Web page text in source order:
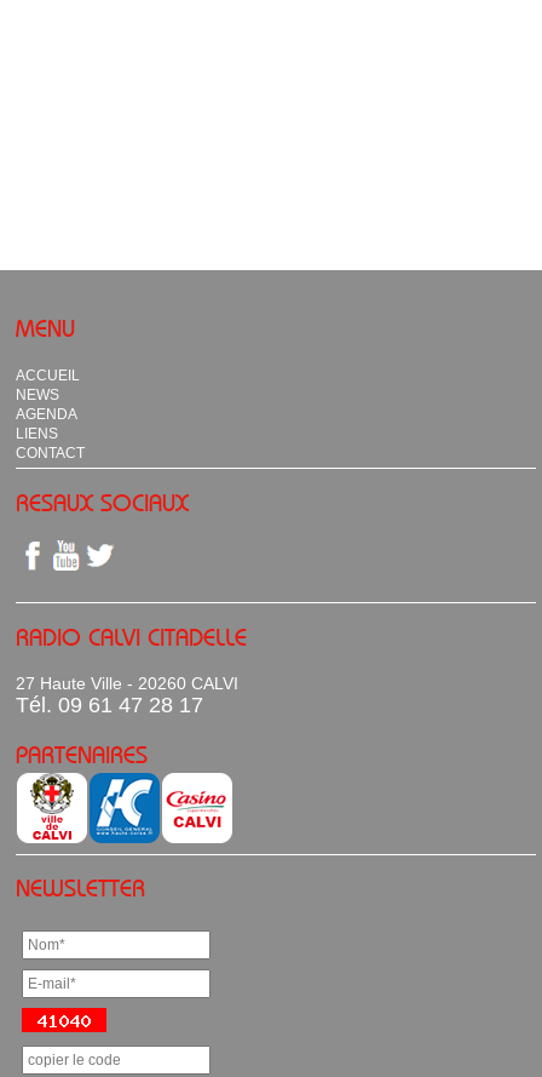
MENU
ACCUEIL
NEWS
AGENDA
LIENS
CONTACT
RESAUX SOCIAUX
RADIO CALVI CITADELLE
27 Haute Ville - 20260 CALVI
Tél. 09 61 47 28 17
PARTENAIRES
NEWSLETTER